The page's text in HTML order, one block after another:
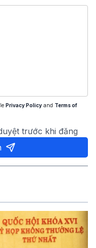
Privacy Policy and Terms of
trước khi đăng